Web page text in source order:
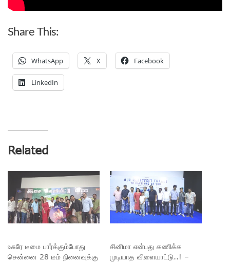
Share This:
WhatsApp X Facebook
LinkedIn
Related
உசுரே டீமை பார்க்கும்போது
சென்னை 28 டீம் நினைவுக்கு
சினிமா என்பது கணிக்க
முடியாத விளையாட்டு..! –